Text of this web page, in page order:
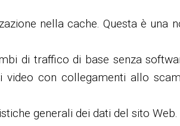
nella cache. Questa è una
di traffico di base senza
con collegamenti allo
generali dei dati del sito Web.